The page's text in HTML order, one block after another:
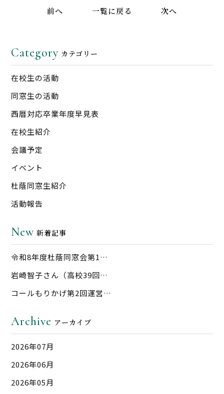
前へ 一覧に戻る 次へ
Category カテゴリー
在校生の活動
同窓生の活動
西暦対応卒業年度早見表
在校生紹介
会議予定
イベント
杜蔭同窓生紹介
活動報告
New 新着記事
令和8年度杜蔭同窓会第1…
岩崎智子さん（高校39回…
コールもりかげ第2回運営…
Archive アーカイブ
2026年07月
2026年06月
2026年05月